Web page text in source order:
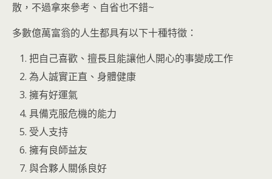
散，不過拿來參考、自省也不錯~
多數億萬富翁的人生都具有以下十種特徵：
把自己喜歡、擅長且能讓他人開心的事變成工作
為人誠實正直、身體健康
擁有好運氣
具備克服危機的能力
受人支持
擁有良師益友
與合夥人關係良好